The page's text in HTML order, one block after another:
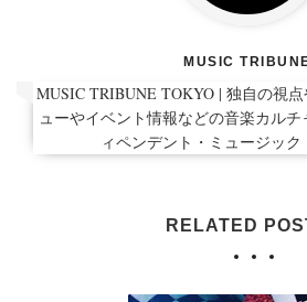
MUSIC
MUSIC TRIBUNE TOKYO | 独自の視
ューやイベント情報などの音楽カル
ィペンデント・ミュージック
RELATED